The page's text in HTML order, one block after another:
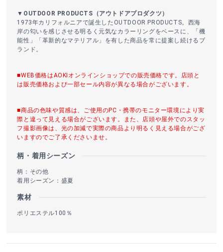
▼OUTDOOR PRODUCTS（アウトドアプロダクツ）
1973年カリフォルニアで誕生したOUTDOOR PRODUCTS。西海
岸の匂いを感じさせる明るく元気なカラーリングをベースに、「機
能性」「革新的なマテリアル」を有した商品を常に提案し続けるブ
ランド。
■WEB価格はAOKIオンラインショップでの販売価格です。店頭と
は販売価格および一部セール内容が異なる場合がございます。
■商品の色味や質感は、ご使用のPC・携帯のモニター環境により実
際と違って見える場合がございます。また、店頭や屋外でのスタッ
フ撮影画像は、光の加減で実際の商品より明るく見える場合がござ
いますのでご了承くださいませ。
柄・着用シーズン
柄：その他
着用シーズン：盛夏
素材
ポリエステル100％